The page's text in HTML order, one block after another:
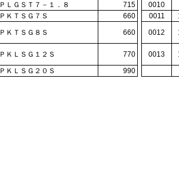
ＰＬＧＳＴ７－１．８ 715 0010
ＰＫＴＳＧ７Ｓ 660 0011
ＰＫＴＳＧ８Ｓ 660 0012
ＰＫＬＳＧ１２Ｓ 770 0013
ＰＫＬＳＧ２０Ｓ 990